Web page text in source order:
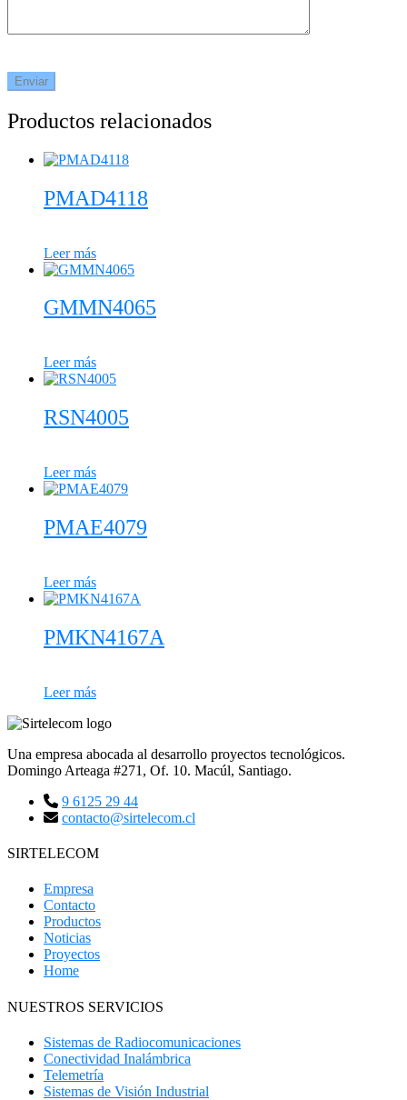
Productos relacionados
PMAD4118
Leer más
GMMN4065
Leer más
RSN4005
Leer más
PMAE4079
Leer más
PMKN4167A
Leer más
Una empresa abocada al desarrollo proyectos tecnológicos.
Domingo Arteaga #271, Of. 10. Macúl, Santiago.
9 6125 29 44
contacto@sirtelecom.cl
SIRTELECOM
Empresa
Contacto
Productos
Noticias
Proyectos
Home
NUESTROS SERVICIOS
Sistemas de Radiocomunicaciones
Conectividad Inalámbrica
Telemetría
Sistemas de Visión Industrial